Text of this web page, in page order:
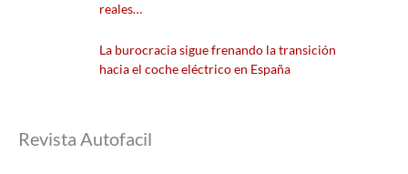
reales…
La burocracia sigue frenando la transición
hacia el coche eléctrico en España
Revista Autofacil